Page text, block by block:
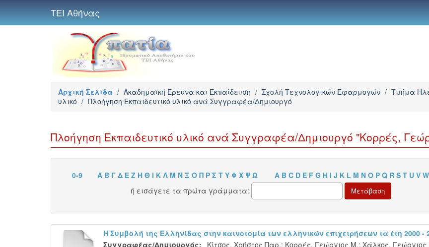
ΤΕΙ Αθήνας
Αρχική Σελίδα / Ακαδημαϊκή Έρευνα και Εκπαίδευση / Σχολή Τεχνολογικών Εφαρμογών / Τμήμα
υλικό / Πλοήγηση Εκπαιδευτικό υλικό ανά Συγγραφέα/Δημιουργό
Πλοήγηση Εκπαιδευτικό υλικό ανά Συγγραφέα/Δημιουργό "Κορρές,
0-9 Α Β Γ Δ Ε Ζ Η Θ Ι Κ Λ Μ Ν Ξ Ο Π Ρ Σ Τ Υ Φ Χ Ψ Ω A B C D E F G H I J K L M N O P Q R S T U V W
ή εισάγετε τα πρώτα γράμματα:
Η Συμβολή της Ελληνίδας στην καινοτομία των ελληνικών επιχειρήσεων τα έτη 2000 -
Συγγραφέας/Δημιουργός:
Κίτσος, Χρήστος Παρ.; Κορρές, Γεώργιος Μ.; Χάλκος, Γεώργιος